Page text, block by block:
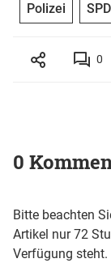
Polizei SPD
0
0
Bitte beachten
Artikel nur 72
Verfügung steht.